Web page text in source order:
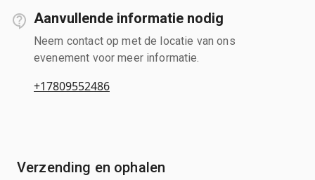
Aanvullende informatie nodig
Neem contact op met de locatie van ons
evenement voor meer informatie.
+17809552486
Verzending en ophalen